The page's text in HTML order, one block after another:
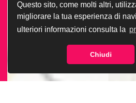
Questo sito, come molti altri,
migliorare la tua esperienza di
ulteriori informazioni consulta la
Chiudi